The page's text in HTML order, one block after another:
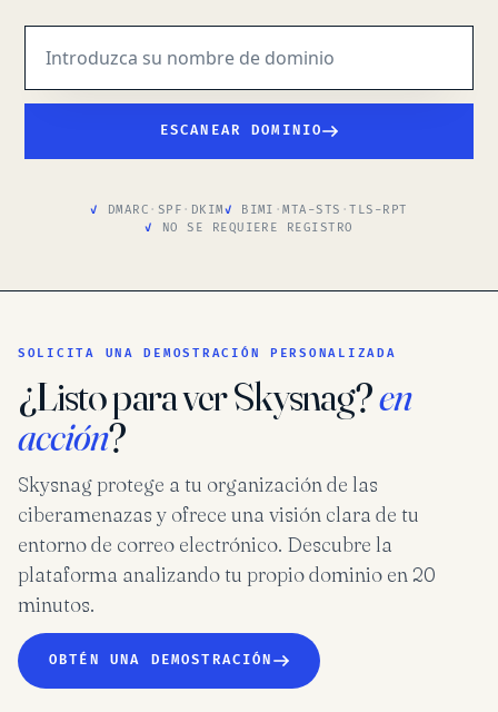
ESCANEAR DOMINIO
DMARC · SPF · DKIM BIMI ·MTA-STS ·TLS-RPT
NO SE REQUIERE REGISTRO
SOLICITA UNA DEMOSTRACIÓN PERSONALIZADA
¿Listo para ver Skysnag?en
acción?
Skysnag protege a tu organización de las
ciberamenazas y ofrece una visión clara de tu
entorno de correo electrónico. Descubre la
plataforma analizando tu propio dominio en 20
minutos.
OBTÉN UNA DEMOSTRACIÓN